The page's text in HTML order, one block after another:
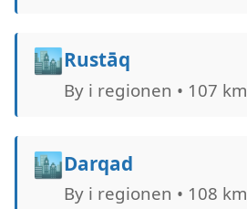
🏙️Rustāq
By i regionen • 107 km
🏙️Darqad
By i regionen • 108 km